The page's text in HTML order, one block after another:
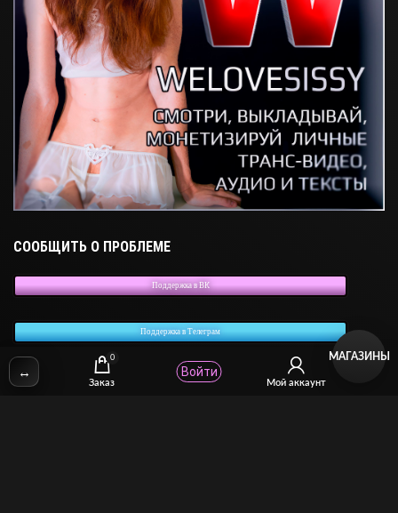
СООБЩИТЬ О ПРОБЛЕМЕ
Поддержка в ВК
Поддержка в Телеграм
✉Email: stcomhelp@gmail.com
↔
0
Заказ Мой аккаунт
Войти
МАГАЗИНЫ